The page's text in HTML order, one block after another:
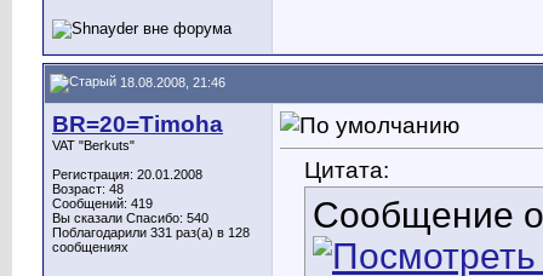
18.08.2008, 21:46
BR=20=Timoha
VAT "Berkuts"
Регистрация: 20.01.2008
Возраст: 48
Сообщений: 419
Вы сказали Спасибо: 540
Поблагодарили 331 раз(а) в 128
сообщениях
Цитата:
Сообщение